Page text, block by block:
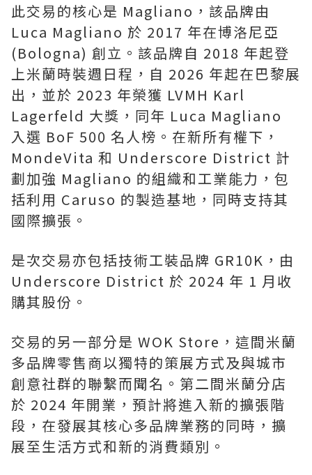
此交易的核心是 Magliano，該品牌由
Luca Magliano 於 2017 年在博洛尼亞
(Bologna) 創立。該品牌自 2018 年起登
上米蘭時裝週日程，自 2026 年起在巴黎展
出，並於 2023 年榮獲 LVMH Karl
Lagerfeld 大獎，同年 Luca Magliano
入選 BoF 500 名人榜。在新所有權下，
MondeVita 和 Underscore District 計
劃加強 Magliano 的組織和工業能力，包
括利用 Caruso 的製造基地，同時支持其
國際擴張。
是次交易亦包括技術工裝品牌 GR10K，由
Underscore District 於 2024 年 1 月收
購其股份。
交易的另一部分是 WOK Store，這間米蘭
多品牌零售商以獨特的策展方式及與城市
創意社群的聯繫而聞名。第二間米蘭分店
於 2024 年開業，預計將進入新的擴張階
段，在發展其核心多品牌業務的同時，擴
展至生活方式和新的消費類別。